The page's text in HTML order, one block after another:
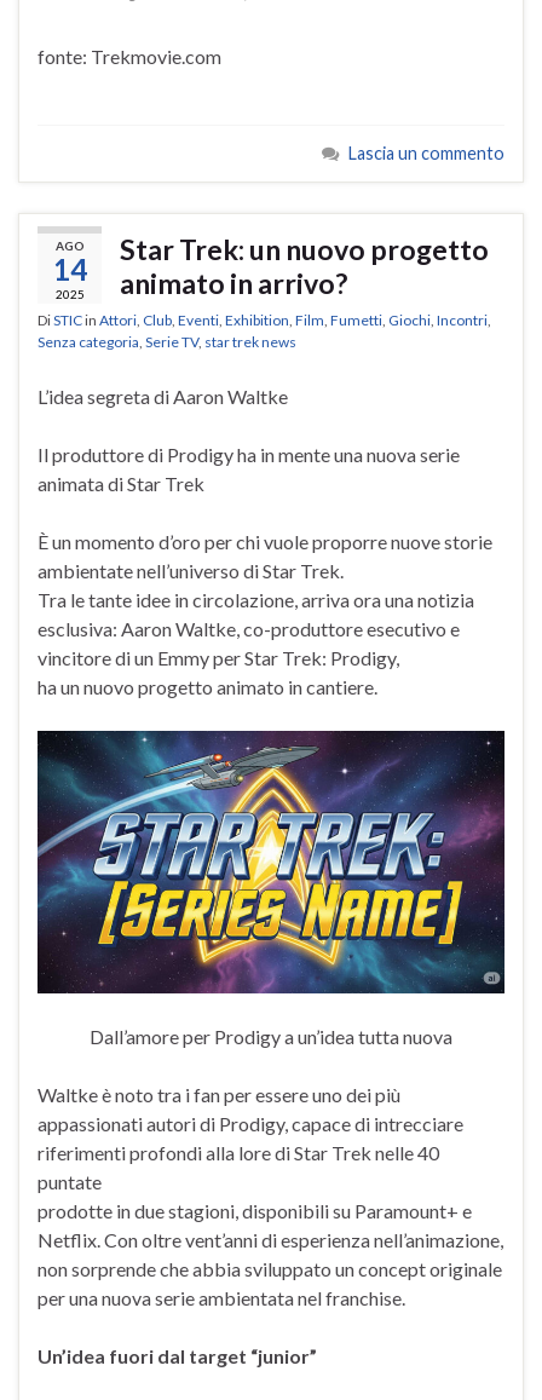
fonte: Trekmovie.com
Lascia un commento
AGO
14
2025
Star Trek: un nuovo progetto
animato in arrivo?
DiSTICin Attori Club Eventi Exhibition Film Fumetti Giochi Incontri
Senza categoria Serie TV, star trek news
L’idea segreta di Aaron Waltke
Il produttore di Prodigy ha in mente una nuova serie
animata di Star Trek
È un momento d’oro per chi vuole proporre nuove storie
ambientate nell’universo di Star Trek.
Tra le tante idee in circolazione, arriva ora una notizia
esclusiva: Aaron Waltke, co-produttore esecutivo e
vincitore di un Emmy per Star Trek: Prodigy,
ha un nuovo progetto animato in cantiere.
Dall’amore per Prodigy a un’idea tutta nuova
Waltke è noto tra i fan per essere uno dei più
appassionati autori di Prodigy, capace di intrecciare
riferimenti profondi alla lore di Star Trek nelle 40
puntate
prodotte in due stagioni, disponibili su Paramount+ e
Netflix. Con oltre vent’anni di esperienza nell’animazione,
non sorprende che abbia sviluppato un concept originale
per una nuova serie ambientata nel franchise.
Un’idea fuori dal target “junior”